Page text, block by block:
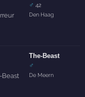
♂ 42
Den Haag
The-Beast
♂
De Meern